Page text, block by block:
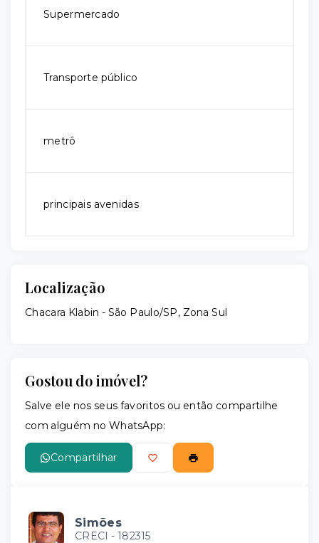
Supermercado
Transporte público
metrô
principais avenidas
Localização
Chacara Klabin - São Paulo/SP, Zona Sul
Gostou do imóvel?
Salve ele nos seus favoritos ou então compartilhe
com alguém no WhatsApp:
Compartilhar
Simões
CRECI - 182315